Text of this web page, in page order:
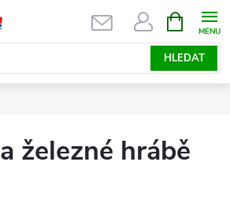
HLEDAT
NÁKUPNÍ
KOŠÍK
železné hrábě